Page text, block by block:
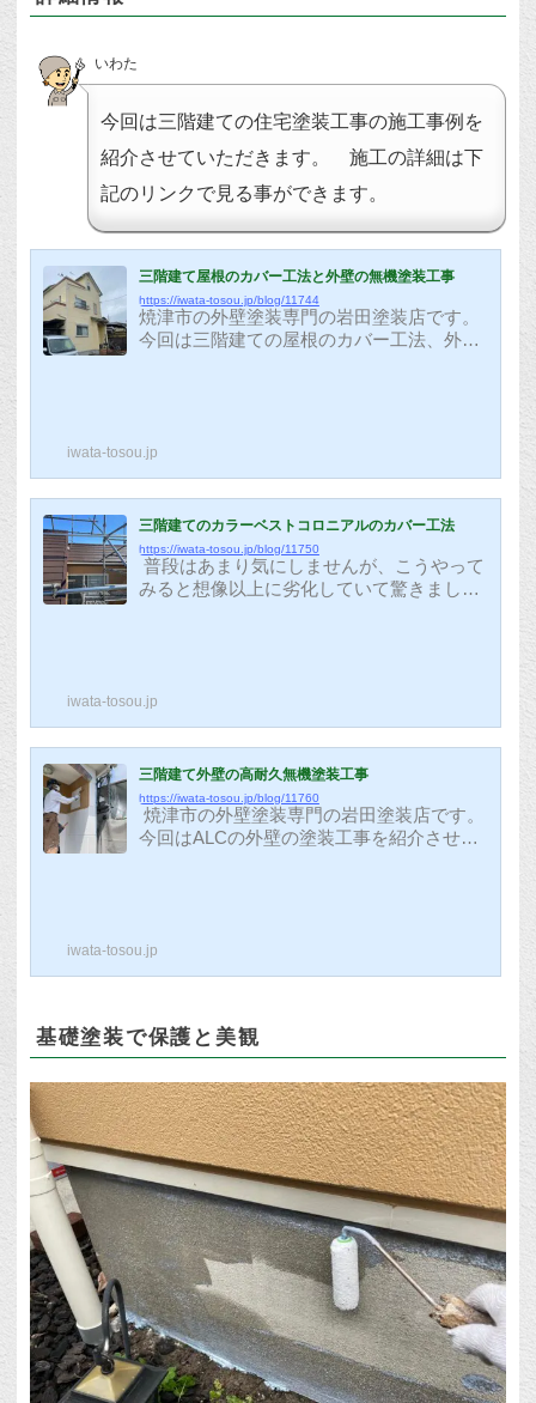
いわた
今回は三階建ての住宅塗装工事の施工事例を
紹介させていただきます。 施工の詳細は下
記のリンクで見る事ができます。
三階建て屋根のカバー工法と外壁の無機塗装工事
https://iwata-tosou.jp/blog/11744
焼津市の外壁塗装専門の岩田塗装店です。
今回は三階建ての屋根のカバー工法、外壁
カバー工法での施工をさせていただきまし
た。詳しくは↑のリンクをご覧ください。
アスベストの法規制の関係で、2006年以降
に建ったお家のカラーベストコロニアルは
塗装回数が限られており、場合によっては
塗装をしないほうが良いものもあるため特
に注意が必要です。外壁はALCという素材
iwata-tosou.jp
三階建てのカラーベストコロニアルのカバー工法
https://iwata-tosou.jp/blog/11750
普段はあまり気にしませんが、こうやって
みると想像以上に劣化していて驚きまし
るため特に注意が必要です。今でも塗装で
大丈夫と言って、塗装をしている会社もあ
ると聞きますが、後々問題が起きる可能性
が高くなっています。 洗浄をして表面のコ
ケを落としたら、専用のボンドを使用して
一枚一枚板金を貼っていきます。 この板
金は耐久性が高く、しっか...
iwata-tosou.jp
三階建て外壁の高耐久無機塗装工事
https://iwata-tosou.jp/blog/11760
焼津市の外壁塗装専門の岩田塗装店です。
今回はALCの外壁の塗装工事を紹介させて
用）上から下塗り塗装、上塗り塗装1回
目、上塗り塗装2回目となっています。下
協はせず、耐久性が高いものを使用してい
無機塗料なので耐久性も期待できます...
iwata-tosou.jp
基礎塗装で保護と美観